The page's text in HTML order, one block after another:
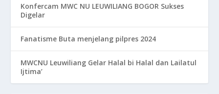
Konfercam MWC NU LEUWILIANG BOGOR Sukses
Digelar
Fanatisme Buta menjelang pilpres 2024
MWCNU Leuwiliang Gelar Halal bi Halal dan Lailatul
Ijtima’